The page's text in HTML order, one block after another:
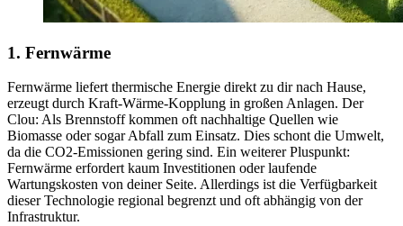
1. Fernwärme
Fernwärme liefert thermische Energie direkt zu dir nach Hause,
erzeugt durch Kraft-Wärme-Kopplung in großen Anlagen. Der
Clou: Als Brennstoff kommen oft nachhaltige Quellen wie
Biomasse oder sogar Abfall zum Einsatz. Dies schont die Umwelt,
da die CO2-Emissionen gering sind. Ein weiterer Pluspunkt:
Fernwärme erfordert kaum Investitionen oder laufende
Wartungskosten von deiner Seite. Allerdings ist die Verfügbarkeit
dieser Technologie regional begrenzt und oft abhängig von der
Infrastruktur.